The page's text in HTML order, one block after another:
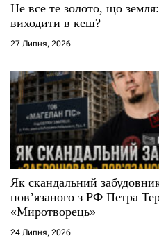
Не все те золото, що
виходити в кеш?
27 Липня, 2026
Як скандальний
повʼязаного з РФ Петра
«Миротворець»
24 Липня, 2026